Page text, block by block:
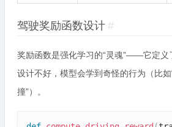
驾驶奖励函数设计 #
奖励函数是强化学习的“灵魂”——它定义
设计不好，模型会学到奇怪的行为（比
撞”）。